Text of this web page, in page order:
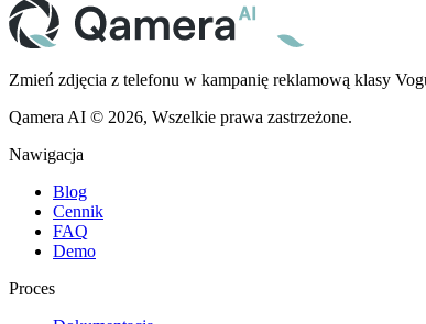
Zmień zdjęcia z telefonu w kampanię reklamową klasy
Qamera AI © 2026, Wszelkie prawa zastrzeżone.
Nawigacja
Blog
Cennik
FAQ
Demo
Proces